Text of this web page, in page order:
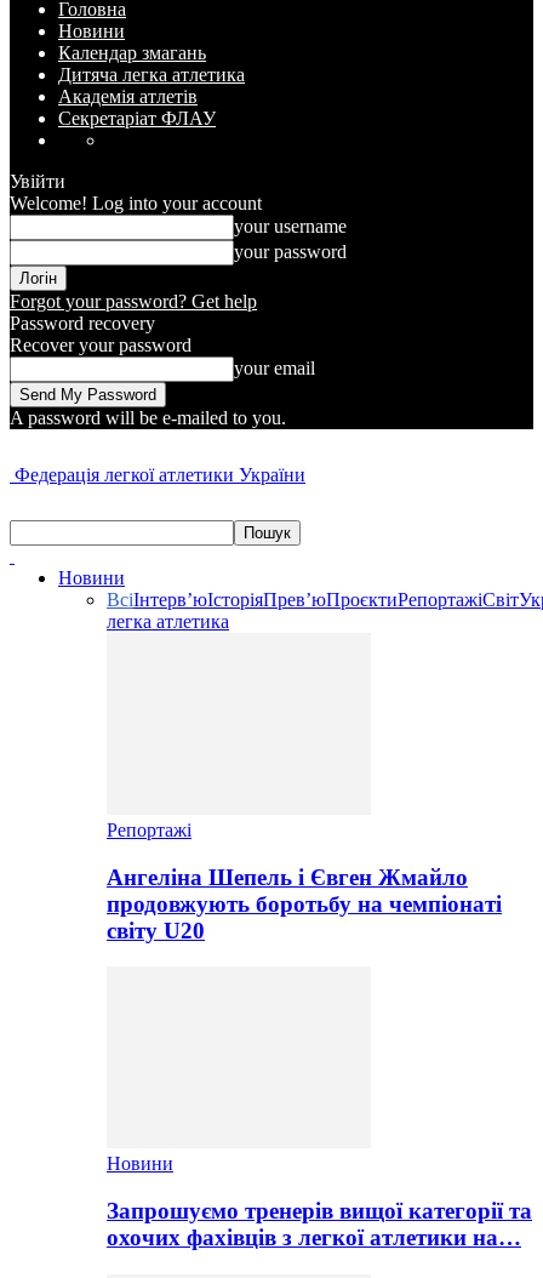
Головна
Новини
Календар змагань
Дитяча легка атлетика
Академія атлетів
Секретаріат ФЛАУ
Увійти
Welcome! Log into your account
your username
your password
Forgot your password? Get help
Password recovery
Recover your password
your email
A password will be e-mailed to you.
Федерація легкої атлетики України
Новини
ВсіІнтерв’юІсторіяПрев’юПроєктиРепортажіСвіт
легка атлетика
Репортажі
Ангеліна Шепель і Євген Жмайло
продовжують боротьбу на чемпіонаті
світу U20
Новини
Запрошуємо тренерів вищої категорії та
охочих фахівців з легкої атлетики на…